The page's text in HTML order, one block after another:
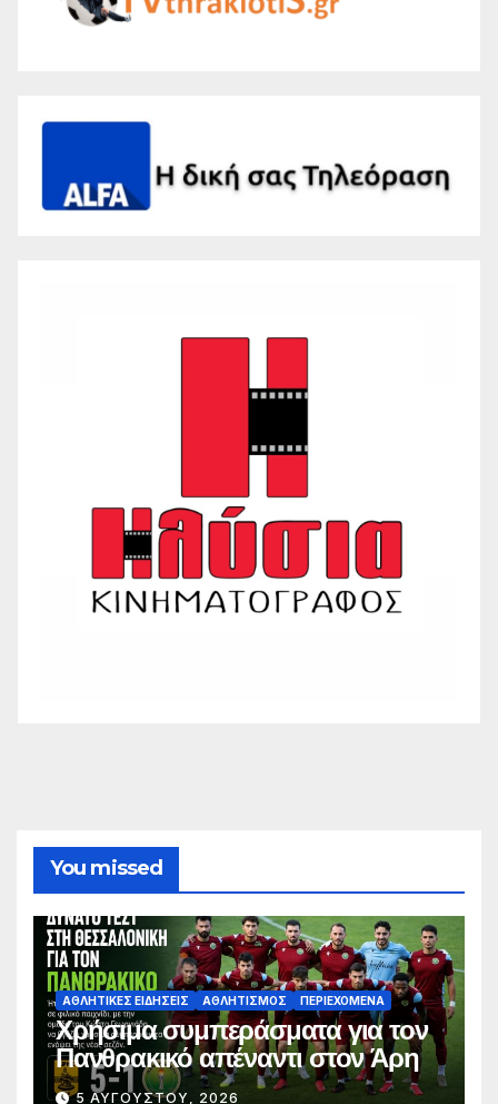
You missed
ΑΘΛΗΤΙΚΈΣ ΕΙΔΉΣΕΙΣ ΑΘΛΗΤΙΣΜΌΣ ΠΕΡΙΕΧΌΜΕΝΑ
Χρήσιμα συμπεράσματα για τον
Πανθρακικό απέναντι στον Άρη
5 ΑΥΓΟΎΣΤΟΥ, 2026